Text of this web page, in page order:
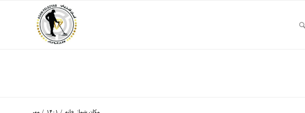
مکان شما: خانه / ۱۴۰۱ / مهر